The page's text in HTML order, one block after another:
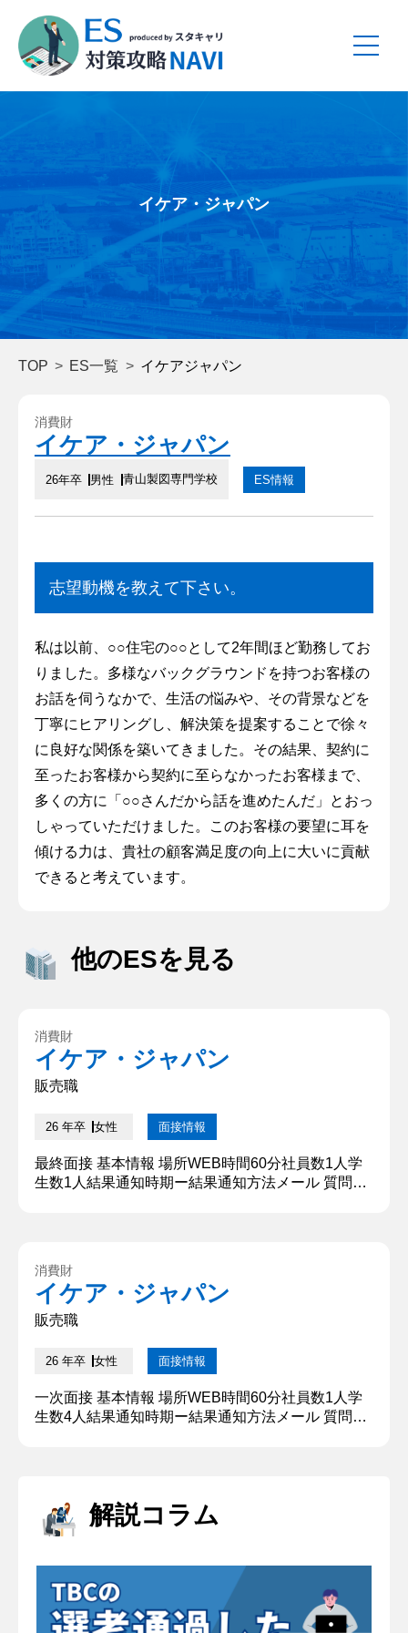
イケア・ジャパン
TOP ES一覧 イケアジャパン
消費財
イケア・ジャパン
26年卒 男性 青山製図専門学校 ES情報
志望動機を教えて下さい。
私は以前、○○住宅の○○として2年間ほど勤務してお
りました。多様なバックグラウンドを持つお客様の
お話を伺うなかで、生活の悩みや、その背景などを
丁寧にヒアリングし、解決策を提案することで徐々
に良好な関係を築いてきました。その結果、契約に
至ったお客様から契約に至らなかったお客様まで、
多くの方に「○○さんだから話を進めたんだ」とおっ
しゃっていただけました。このお客様の要望に耳を
傾ける力は、貴社の顧客満足度の向上に大いに貢献
できると考えています。
他のESを見る
消費財
イケア・ジャパン
販売職
26 年卒 女性 面接情報
最終面接 基本情報 場所WEB時間60分社員数1人学
生数1人結果通知時期ー結果通知方法メール 質問内
ます。私も普段はのんびりと友人や会社の人と交友
関係を築いていますが、いざというときは重量感を
持ちつつスピーディ...
消費財
イケア・ジャパン
販売職
26 年卒 女性 面接情報
一次面接 基本情報 場所WEB時間60分社員数1人学
生数4人結果通知時期ー結果通知方法メール 質問内
ます。私も普段はのんびりと友人や会社の人と交友
関係を築いていますが、いざというときは重量感を
解説コラム